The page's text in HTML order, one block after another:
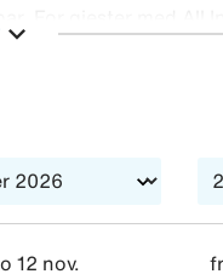
expand_more
12 nov.